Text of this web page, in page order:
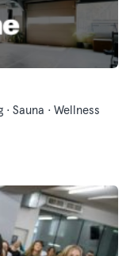
Sauna · Wellness